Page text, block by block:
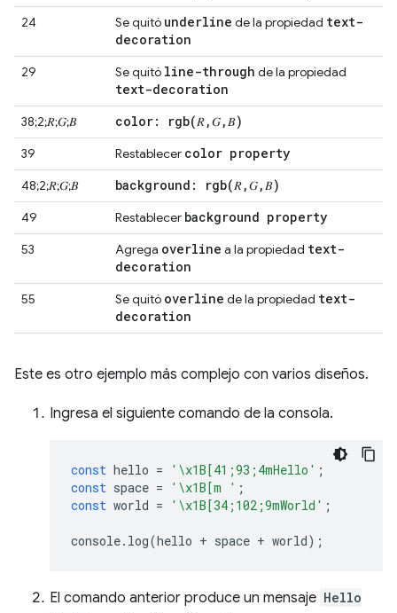
24 Se quitó underline de la propiedad text-
decoration
29 Se quitó line-through de la propiedad
text-decoration
38;2;𝑅;𝐺;𝐵 color: rgb(𝑅,𝐺,𝐵)
39 Restablecer color property
48;2;𝑅;𝐺;𝐵 background: rgb(𝑅,𝐺,𝐵)
49 Restablecer background property
53 Agrega overline a la propiedad text-
decoration
55 Se quitó overline de la propiedad text-
decoration
Este es otro ejemplo más complejo con varios diseños.
Ingresa el siguiente comando de la consola.
const hello = '\x1B[41;93;4mHello' ;
const space = '\x1B[m ' ;
const world = '\x1B[34;102;9mWorld' ;
console. log(hello + space + world);
El comando anterior produce un mensaje Hello